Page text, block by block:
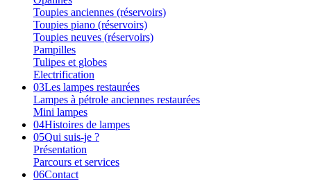
Toupies anciennes (réservoirs)
Toupies piano (réservoirs)
Toupies neuves (réservoirs)
Pampilles
Tulipes et globes
Electrification
03Les lampes restaurées
Lampes à pétrole anciennes restaurées
Mini lampes
04Histoires de lampes
05Qui suis-je ?
Présentation
Parcours et services
06Contact